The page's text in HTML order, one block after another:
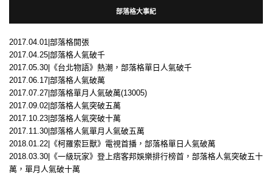
部落格大事紀
2017.04.01|部落格開張
2017.04.25|部落格人氣破千
2017.05.30|《台北物語》熱潮，部落格單日人氣破千
2017.06.17|部落格人氣破萬
2017.07.27|部落格單月人氣破萬(13005)
2017.09.02|部落格人氣突破五萬
2017.10.23|部落格人氣突破十萬
2017.11.30|部落格人氣單月人氣破五萬
2018.01.22|《柯羅索巨獸》電視首播，部落格單日人氣破萬
2018.03.30|《一級玩家》登上痞客邦娛樂排行榜首，部落格人氣突破五十
萬，單月人氣破十萬